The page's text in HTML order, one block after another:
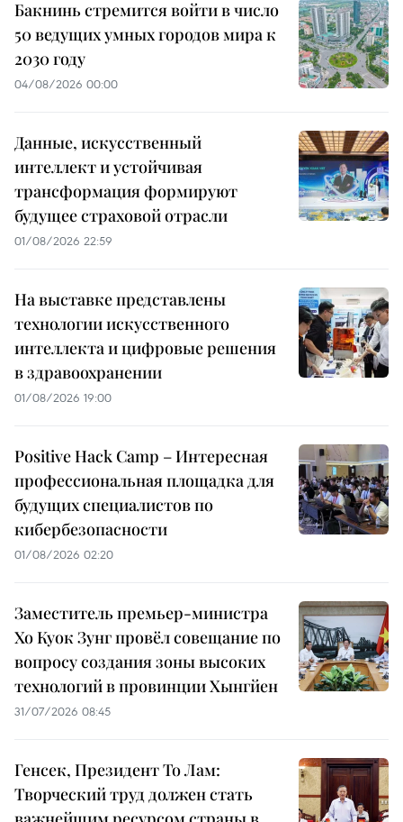
Бакнинь стремится войти в число
50 ведущих умных городов мира к
2030 году
04/08/2026 00:00
Данные, искусственный
интеллект и устойчивая
трансформация формируют
будущее страховой отрасли
01/08/2026 22:59
На выставке представлены
технологии искусственного
интеллекта и цифровые решения
в здравоохранении
01/08/2026 19:00
Positive Hack Camp – Интересная
профессиональная площадка для
будущих специалистов по
кибербезопасности
01/08/2026 02:20
Заместитель премьер-министра
Хо Куок Зунг провёл совещание по
вопросу создания зоны высоких
технологий в провинции Хынгйен
31/07/2026 08:45
Генсек, Президент То Лам:
Творческий труд должен стать